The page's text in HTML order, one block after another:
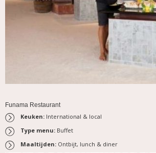
Funama Restaurant
Keuken: International & local
Type menu: Buffet
Maaltijden: Ontbijt, lunch & diner